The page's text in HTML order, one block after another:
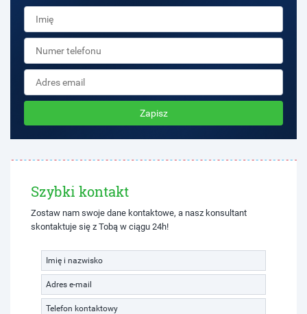
Zapisz
Szybki kontakt
Zostaw nam swoje dane kontaktowe, a nasz konsultant
skontaktuje się z Tobą w ciągu 24h!